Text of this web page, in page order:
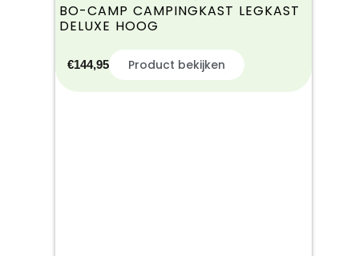
BO-CAMP CAMPINGKAST LEGKAST
DELUXE HOOG
€144,95 Product bekijken